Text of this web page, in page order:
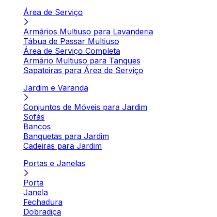
Área de Serviço
Armários Multiuso para Lavanderia
Tábua de Passar Multiuso
Área de Serviço Completa
Armário Multiuso para Tanques
Sapateiras para Área de Serviço
Jardim e Varanda
Conjuntos de Móveis para Jardim
Sofás
Bancos
Banquetas para Jardim
Cadeiras para Jardim
Portas e Janelas
Porta
Janela
Fechadura
Dobradiça